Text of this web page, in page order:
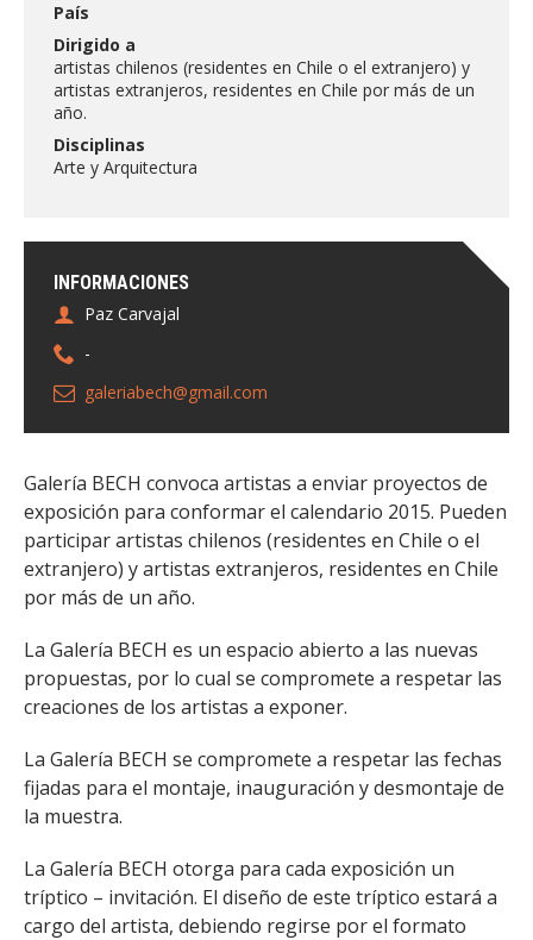
INFORMACIONES
Paz Carvajal
-
galeriabech@gmail.com
País
Dirigido a
artistas chilenos (residentes en Chile o el extranjero) y
artistas extranjeros, residentes en Chile por más de un
año.
Disciplinas
Arte y Arquitectura
Galería BECH convoca artistas a enviar proyectos de
exposición para conformar el calendario 2015. Pueden
participar artistas chilenos (residentes en Chile o el
extranjero) y artistas extranjeros, residentes en Chile
por más de un año.
La Galería BECH es un espacio abierto a las nuevas
propuestas, por lo cual se compromete a respetar las
creaciones de los artistas a exponer.
La Galería BECH se compromete a respetar las fechas
fijadas para el montaje, inauguración y desmontaje de
la muestra.
La Galería BECH otorga para cada exposición un
tríptico – invitación. El diseño de este tríptico estará a
cargo del artista, debiendo regirse por el formato